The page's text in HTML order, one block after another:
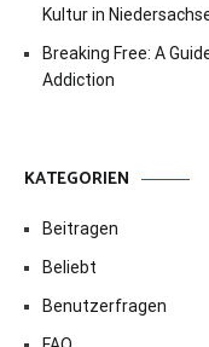
Kultur in
Breaking Free: A
Addiction
KATEGORIEN
Beitragen
Beliebt
Benutzerfragen